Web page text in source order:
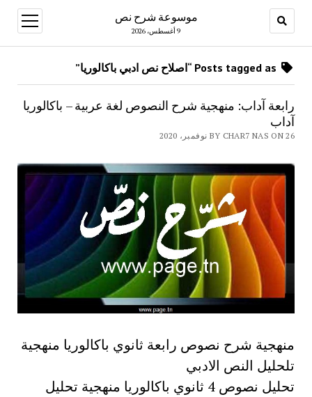
موسوعة شرح نص
9 أغسطس، 2026
open
menu
رابعة آداب: منهجية شرح النصوص لغة عربية – باكالوريا
آداب
BY CHAR7 NAS ON 26 نوفمبر، 2020
منهجية شرح نصوص رابعة ثانوي باكالوريا منهجية
تلحليل النص الادبي
تحليل نصوص 4 ثانوي باكالوريا منهجية تحليل